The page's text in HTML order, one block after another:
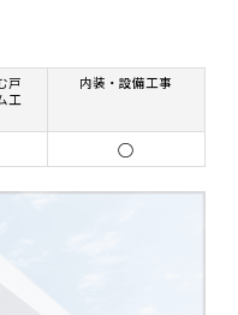
戸
工
内装・設備工事
○